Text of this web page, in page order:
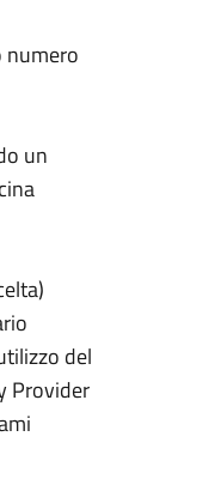
numero
un
del
Provider